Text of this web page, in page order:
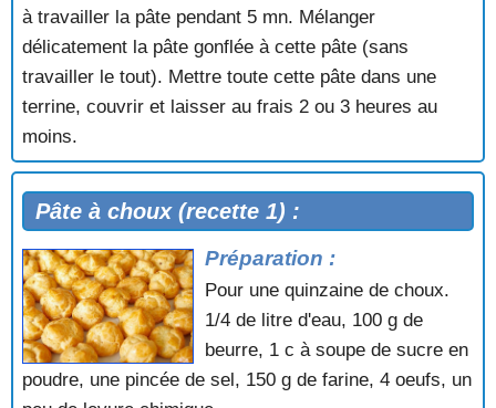
à travailler la pâte pendant 5 mn. Mélanger
délicatement la pâte gonflée à cette pâte (sans
travailler le tout). Mettre toute cette pâte dans une
terrine, couvrir et laisser au frais 2 ou 3 heures au
moins.
Pâte à choux (recette 1) :
Préparation :
Pour une quinzaine de choux.
1/4 de litre d'eau, 100 g de
beurre, 1 c à soupe de sucre en
poudre, une pincée de sel, 150 g de farine, 4 oeufs, un